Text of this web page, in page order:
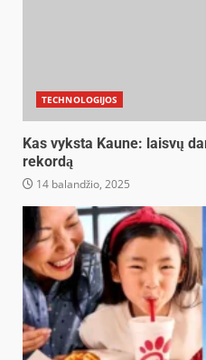
TECHNOLOGIJOS
Kas vyksta Kaune: laisvų
rekordą
14 balandžio, 2025